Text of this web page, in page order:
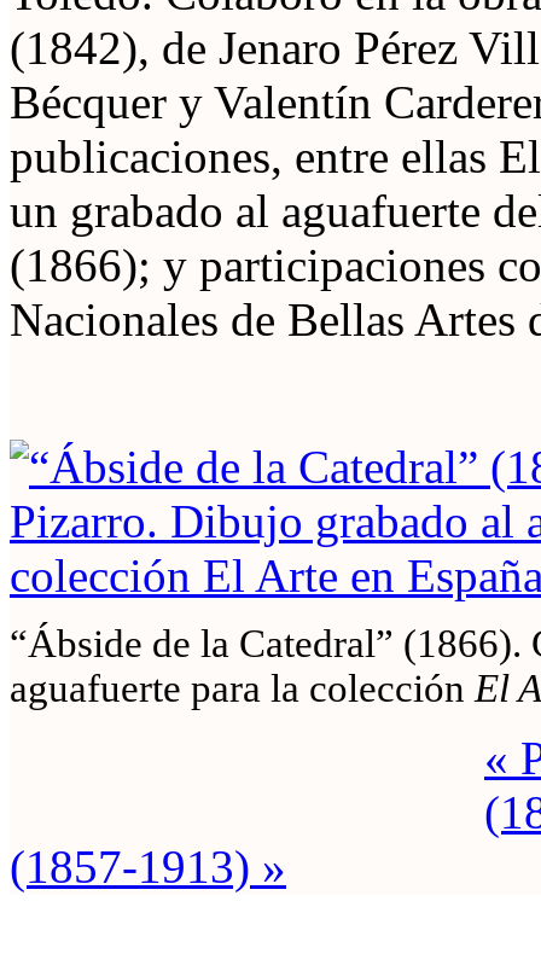
(1842), de Jenaro Pérez
Bécquer y Valentín
publicaciones, entre ellas
un grabado al aguafuerte
(1866); y participaciones
Nacionales de Bellas Artes
“Ábside de la Catedral”
aguafuerte para la colección El
«
(1857-1913) »